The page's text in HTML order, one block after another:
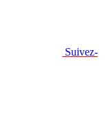
Suivez-